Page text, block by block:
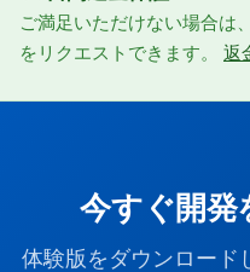
ご満足いただけない場合は
をリクエストできます。 返
今すぐ開発
体験版をダウンロード